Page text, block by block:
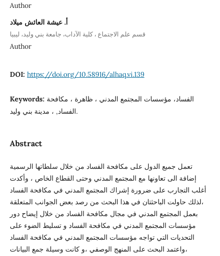
Author
أ. عيشة العائش ميلاد
قسم علم الاجتماع ، كلية الآداب، جامعة بني وليد، ليبيا
Author
DOI: https://doi.org/10.58916/alhaq.vi.139
Keywords: الفساد، مؤسسات المجتمع المدني ، ظاهرة ، مكافحة
الفساد, ، مدينة بني وليد.
Abstract
تعمل جميع الدول على مكافحة الفساد من خلال سلطاتها الرسمية
إضافة الى تعاونها مع المجتمع المدني وحتى القطاع الخاص ، وأكدت
أغلب التجارب على ضرورة إشراك المجتمع المدني في مكافحة الفساد
،لذلك حاولت الباحثتان في هذا البحث من رصد بعض الجوانب المتعلقة
بعمل المجتمع المدني في مجال مكافحة الفساد من خلال إيضاح دور
مؤسسات المجتمع المدني في مكافحة الفساد و تسليط الضوء على
التحديات التي تواجه مؤسسات المجتمع المدني في مكافحة الفساد
،واعتمد البحث على المنهج الوصفي ،و كانت وسيلة جمع البيانات